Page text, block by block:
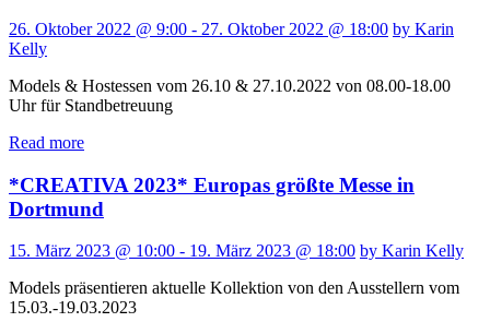
26. Oktober 2022 @ 9:00 - 27. Oktober 2022 @ 18:00 by Karin
Kelly
Models & Hostessen vom 26.10 & 27.10.2022 von 08.00-18.00
Uhr für Standbetreuung
Read more
*CREATIVA 2023* Europas größte Messe in
Dortmund
15. März 2023 @ 10:00 - 19. März 2023 @ 18:00 by Karin Kelly
Models präsentieren aktuelle Kollektion von den Ausstellern vom
15.03.-19.03.2023